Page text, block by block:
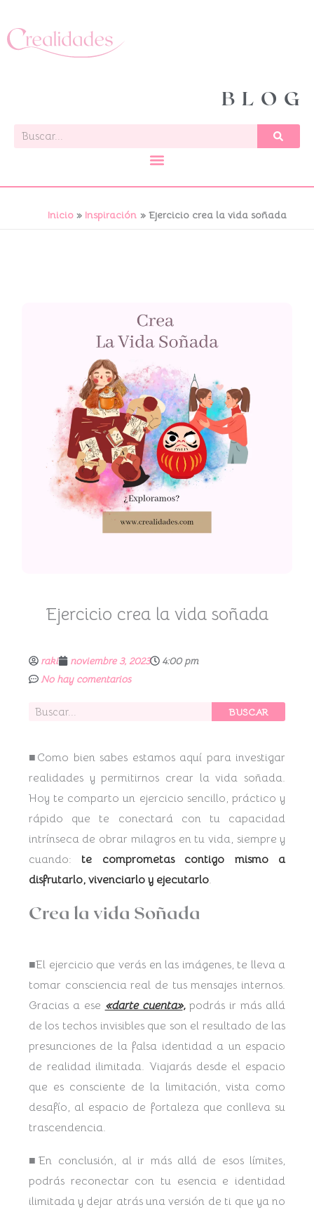
al
contenido
BLOG
Buscar
Inicio Inspiración Ejercicio crea la vida soñada
Ejercicio crea la vida soñada
raki noviembre 3, 2023
4:00 pm
No hay comentarios
Buscar BUSCAR
■Como bien sabes estamos aquí para investigar
realidades y permitirnos crear la vida soñada.
Hoy te comparto un ejercicio sencillo, práctico y
rápido que te conectará con tu capacidad
intrínseca de obrar milagros en tu vida, siempre y
cuando: te comprometas contigo mismo a
disfrutarlo, vivenciarlo y ejecutarlo.
Crea la vida Soñada
■El ejercicio que verás en las imágenes, te lleva a
tomar consciencia real de tus mensajes internos.
Gracias a ese «darte cuenta»,podrás ir más allá
de los techos invisibles que son el resultado de las
presunciones de la falsa identidad a un espacio
de realidad ilimitada. Viajarás desde el espacio
que es consciente de la limitación, vista como
desafío, al espacio de fortaleza que conlleva su
trascendencia.
■En conclusión, al ir más allá de esos límites,
podrás reconectar con tu esencia e identidad
ilimitada y dejar atrás una versión de ti que ya no